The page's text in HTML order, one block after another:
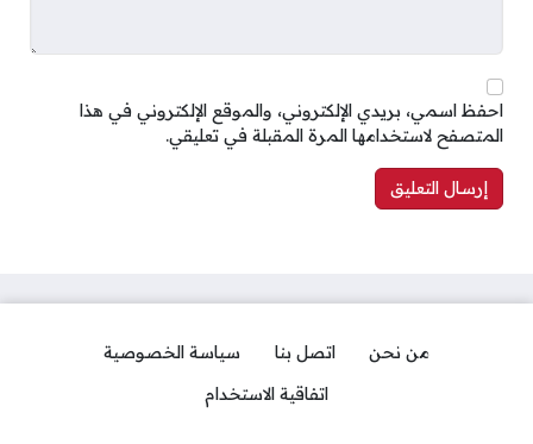
احفظ اسمي، بريدي الإلكتروني، والموقع الإلكتروني في هذا
المتصفح لاستخدامها المرة المقبلة في تعليقي.
من نحن اتصل بنا
سياسة الخصوصية
اتفاقية الاستخدام